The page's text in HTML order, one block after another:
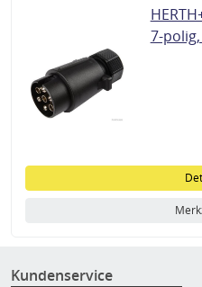
7-
Kundenservice